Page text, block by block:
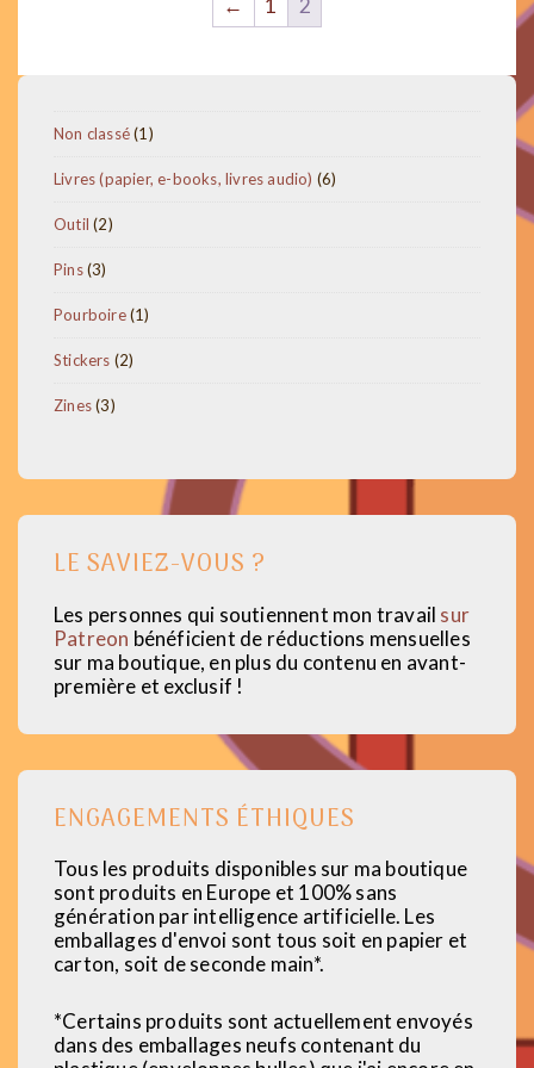
← 1 2
Non classé 1 1
Livres (papier, e-books, livres audio) 66
Outil 22
Pins 33
Pourboire 11
Stickers 22
Zines 33
LE SAVIEZ-VOUS ?
Les personnes qui soutiennent mon travail sur
Patreon bénéficient de réductions mensuelles
sur ma boutique, en plus du contenu en avant-
première et exclusif !
ENGAGEMENTS ÉTHIQUES
Tous les produits disponibles sur ma boutique
sont produits en Europe et 100% sans
génération par intelligence artificielle. Les
emballages d'envoi sont tous soit en papier et
carton, soit de seconde main*.
*Certains produits sont actuellement envoyés
dans des emballages neufs contenant du